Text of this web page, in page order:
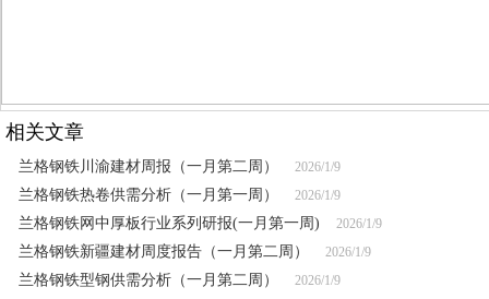
相关文章
兰格钢铁川渝建材周报（一月第二周） 2026/1/9
兰格钢铁热卷供需分析（一月第一周） 2026/1/9
兰格钢铁网中厚板行业系列研报(一月第一周) 2026/1/9
兰格钢铁新疆建材周度报告（一月第二周） 2026/1/9
兰格钢铁型钢供需分析（一月第二周） 2026/1/9